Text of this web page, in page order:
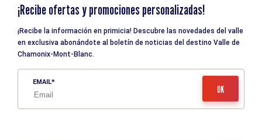
¡Recibe ofertas y promociones personalizadas!
¡Recibe la información en primicia! Descubre las novedades del valle
en exclusiva abonándote al boletín de noticias del destino Valle de
Chamonix-Mont-Blanc.
EMAIL